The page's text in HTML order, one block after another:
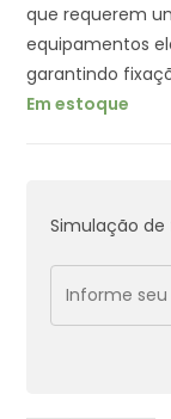
que requerem
equipamentos
garantindo
Em estoque
Simulação